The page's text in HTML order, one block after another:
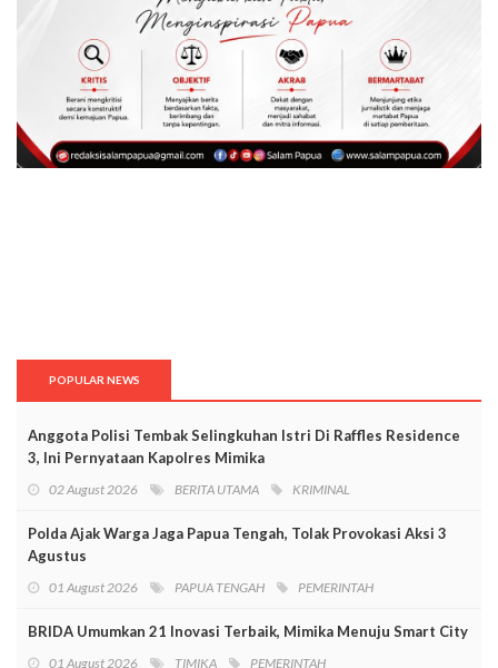
POPULAR NEWS
Anggota Polisi Tembak Selingkuhan Istri Di Raffles Residence
3, Ini Pernyataan Kapolres Mimika
02 August 2026 BERITA UTAMA KRIMINAL
Polda Ajak Warga Jaga Papua Tengah, Tolak Provokasi Aksi 3
Agustus
01 August 2026 PAPUA TENGAH PEMERINTAH
BRIDA Umumkan 21 Inovasi Terbaik, Mimika Menuju Smart City
01 August 2026 TIMIKA PEMERINTAH